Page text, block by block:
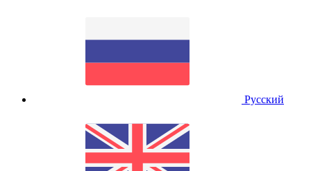
Русский